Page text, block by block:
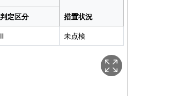
措置状況
判定区分
Ⅱ 未点検